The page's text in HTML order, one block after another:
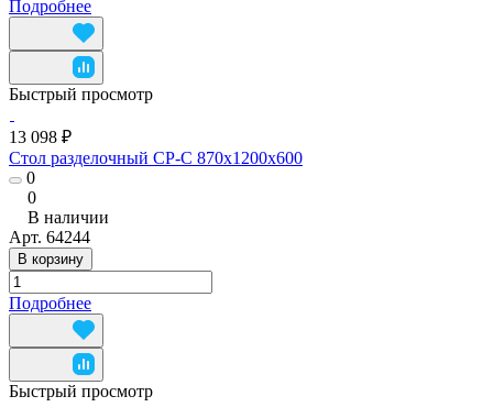
Подробнее
Быстрый просмотр
13 098 ₽
Стол разделочный СР-С 870x1200x600
0
0
В наличии
Арт. 64244
В корзину
Подробнее
Быстрый просмотр